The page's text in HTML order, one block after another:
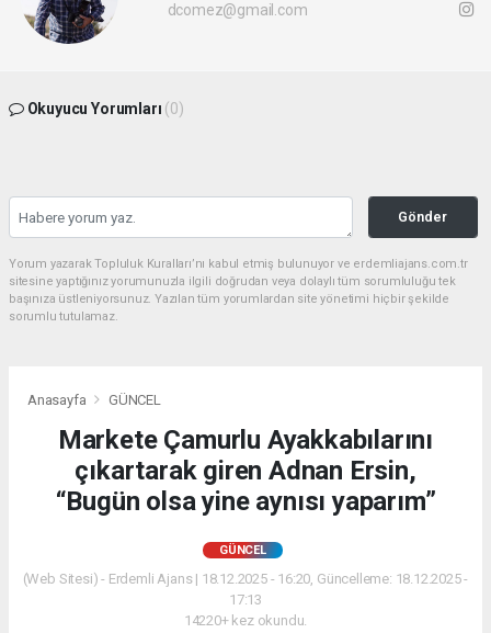
dcomez@gmail.com
Okuyucu Yorumları (0)
Gönder
Yorum yazarak Topluluk Kuralları’nı kabul etmiş bulunuyor ve erdemliajans.com.tr
sitesine yaptığınız yorumunuzla ilgili doğrudan veya dolaylı tüm sorumluluğu tek
başınıza üstleniyorsunuz. Yazılan tüm yorumlardan site yönetimi hiçbir şekilde
sorumlu tutulamaz.
Anasayfa GÜNCEL
Markete Çamurlu Ayakkabılarını
çıkartarak giren Adnan Ersin,
“Bugün olsa yine aynısı yaparım”
GÜNCEL
(Web Sitesi) - Erdemli Ajans | 18.12.2025 - 16:20, Güncelleme: 18.12.2025 -
17:13
14220+ kez okundu.